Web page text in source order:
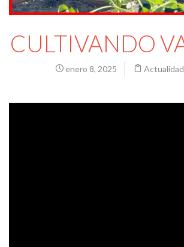
CULTIVANDO
enero 8, 2025 Actualidad